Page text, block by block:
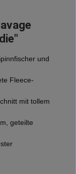
und
Fleece-
mit tollem
geteilte